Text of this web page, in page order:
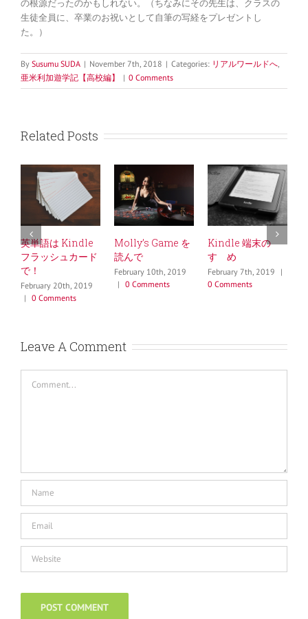
の根源だったのかもしれない。（ちなみにその先生は、クラスの
生徒全員に、卒業のお祝いとして自筆の写経をプレゼントし
た。）
By Susumu SUDA | November 7th, 2018 | Categories: リアルワールドへ
亜米利加遊学記【高校編】
| 0 Comments
Related Posts
英単語は Kindle
フラッシュカード
で！
February 20th, 2019
| 0 Comments
Molly’s Game を
読んで
February 10th, 2019
| 0 Comments
Kindle 端末の
すゝめ
February 7th, 2019
|
0 Comments
Leave A Comment